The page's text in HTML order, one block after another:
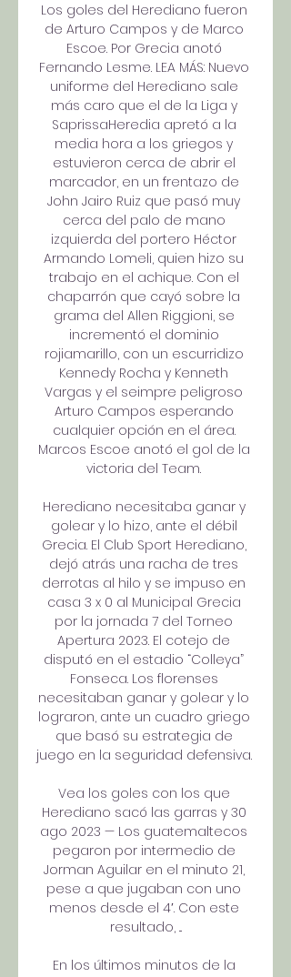
Los goles del Herediano fueron
de Arturo Campos y de Marco
Escoe. Por Grecia anotó
Fernando Lesme. LEA MÁS: Nuevo
uniforme del Herediano sale
más caro que el de la Liga y
SaprissaHeredia apretó a la
media hora a los griegos y
estuvieron cerca de abrir el
marcador, en un frentazo de
John Jairo Ruiz que pasó muy
cerca del palo de mano
izquierda del portero Héctor
Armando Lomeli, quien hizo su
trabajo en el achique. Con el
chaparrón que cayó sobre la
grama del Allen Riggioni, se
incrementó el dominio
rojiamarillo, con un escurridizo
Kennedy Rocha y Kenneth
Vargas y el seimpre peligroso
Arturo Campos esperando
cualquier opción en el área.
Marcos Escoe anotó el gol de la
victoria del Team.
Herediano necesitaba ganar y
golear y lo hizo, ante el débil
Grecia. El Club Sport Herediano,
dejó atrás una racha de tres
derrotas al hilo y se impuso en
casa 3 x 0 al Municipal Grecia
por la jornada 7 del Torneo
Apertura 2023. El cotejo de
disputó en el estadio “Colleya”
Fonseca. Los florenses
necesitaban ganar y golear y lo
lograron, ante un cuadro griego
que basó su estrategia de
juego en la seguridad defensiva.
Vea los goles con los que
Herediano sacó las garras y 30
ago 2023 — Los guatemaltecos
pegaron por intermedio de
Jorman Aguilar en el minuto 21,
pese a que jugaban con uno
menos desde el 4′. Con este
resultado, ...
En los últimos minutos de la